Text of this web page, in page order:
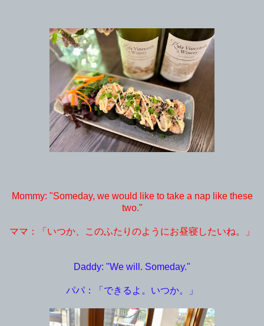
Mommy: "Someday, we would like to take a nap like these
two."
ママ：「いつか、このふたりのようにお昼寝したいね。」
Daddy: "We will. Someday."
パパ：「できるよ。いつか。」